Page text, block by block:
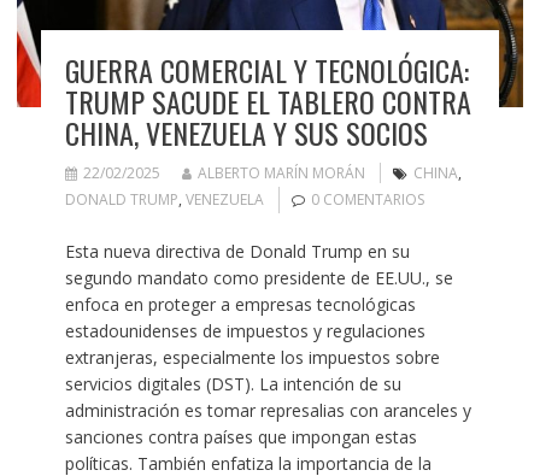
GUERRA COMERCIAL Y TECNOLÓGICA:
TRUMP SACUDE EL TABLERO CONTRA
CHINA, VENEZUELA Y SUS SOCIOS
22/02/2025 ALBERTO MARÍN MORÁN CHINA,
DONALD TRUMP, VENEZUELA 0 COMENTARIOS
Esta nueva directiva de Donald Trump en su
segundo mandato como presidente de EE.UU., se
enfoca en proteger a empresas tecnológicas
estadounidenses de impuestos y regulaciones
extranjeras, especialmente los impuestos sobre
servicios digitales (DST). La intención de su
administración es tomar represalias con aranceles y
sanciones contra países que impongan estas
políticas. También enfatiza la importancia de la